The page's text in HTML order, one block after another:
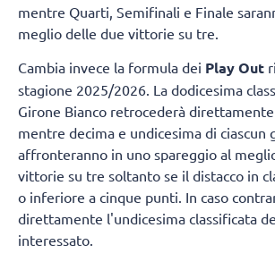
mentre Quarti, Semifinali e Finale
meglio delle due vittorie su tre.
Cambia invece la formula dei Play Out
stagione 2025/2026. La dodicesima
Girone Bianco retrocederà
mentre decima e undicesima di ciascun
affronteranno in uno spareggio al
vittorie su tre soltanto se il distacco in
o inferiore a cinque punti. In caso
direttamente l'undicesima classificata
interessato.